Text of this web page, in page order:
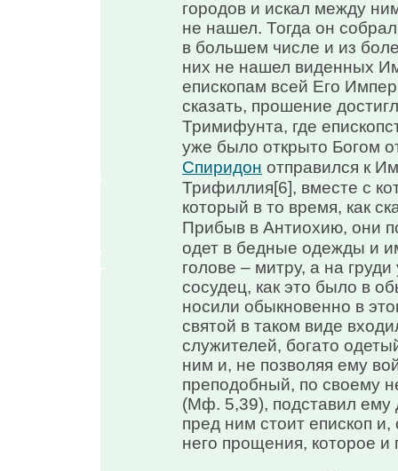
городов и искал между
не нашел. Тогда он
в большем числе и из
них не нашел виденных
епископам всей Его
сказать, прошение
Тримифунта, где
уже было открыто Богом
Спиридон отправился к
Трифиллия[6], вместе с
который в то время, как
Прибыв в Антиохию, они
одет в бедные одежды и
голове – митру, а на
сосудец, как это было в
носили обыкновенно в
святой в таком виде
служителей, богато
ним и, не позволяя ему
преподобный, по своему
(Мф. 5,39), подставил ему
пред ним стоит епископ
него прощения, которое и